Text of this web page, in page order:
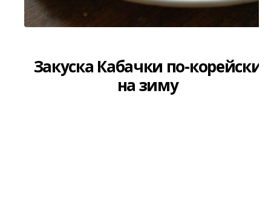
Закуска Кабачки по-корейски
на зиму